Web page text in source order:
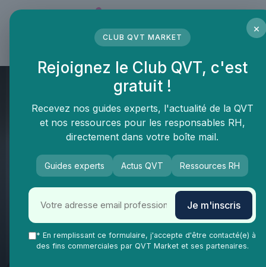
QVT Market Vie Ma Vie dans la QVT Gestion de carrière
Prendre un congé sabbatique
sans mettre en péril sa carrière
: enjeux réels et angles morts
×
CLUB QVT MARKET
Rejoignez le Club QVT, c'est
gratuit !
Recevez nos guides experts, l'actualité de la QVT
et nos ressources pour les responsables RH,
directement dans votre boîte mail.
Guides experts Actus QVT Ressources RH
Je m'inscris
* En remplissant ce formulaire, j'accepte d'être contacté(e) à
des fins commerciales par QVT Market et ses partenaires.
Panneau de gestion des cookies